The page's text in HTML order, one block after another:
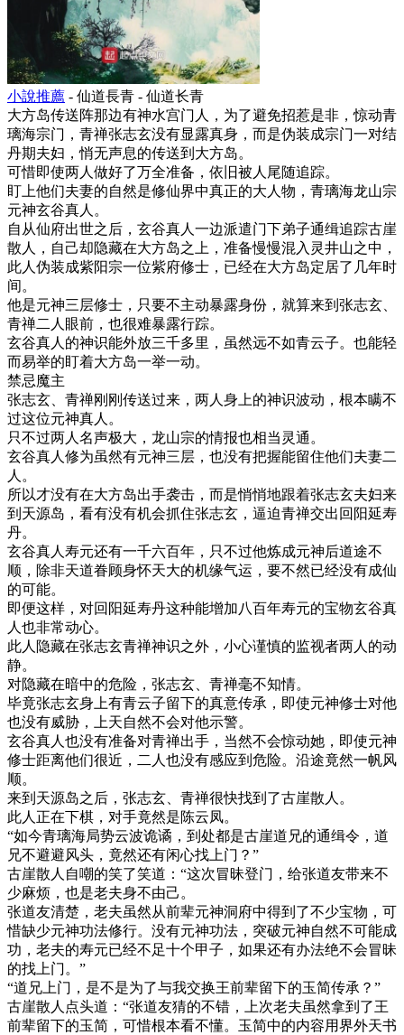
小說推薦 - 仙道長青 - 仙道长青
大方岛传送阵那边有神水宫门人，为了避免招惹是非，惊动青
璃海宗门，青禅张志玄没有显露真身，而是伪装成宗门一对结
丹期夫妇，悄无声息的传送到大方岛。
可惜即使两人做好了万全准备，依旧被人尾随追踪。
盯上他们夫妻的自然是修仙界中真正的大人物，青璃海龙山宗
元神玄谷真人。
自从仙府出世之后，玄谷真人一边派遣门下弟子通缉追踪古崖
散人，自己却隐藏在大方岛之上，准备慢慢混入灵井山之中，
此人伪装成紫阳宗一位紫府修士，已经在大方岛定居了几年时
间。
他是元神三层修士，只要不主动暴露身份，就算来到张志玄、
青禅二人眼前，也很难暴露行踪。
玄谷真人的神识能外放三千多里，虽然远不如青云子。也能轻
而易举的盯着大方岛一举一动。
禁忌魔主
张志玄、青禅刚刚传送过来，两人身上的神识波动，根本瞒不
过这位元神真人。
只不过两人名声极大，龙山宗的情报也相当灵通。
玄谷真人修为虽然有元神三层，也没有把握能留住他们夫妻二
人。
所以才没有在大方岛出手袭击，而是悄悄地跟着张志玄夫妇来
到天源岛，看有没有机会抓住张志玄，逼迫青禅交出回阳延寿
丹。
玄谷真人寿元还有一千六百年，只不过他炼成元神后道途不
顺，除非天道眷顾身怀天大的机缘气运，要不然已经没有成仙
的可能。
即便这样，对回阳延寿丹这种能增加八百年寿元的宝物玄谷真
人也非常动心。
此人隐藏在张志玄青禅神识之外，小心谨慎的监视者两人的动
静。
对隐藏在暗中的危险，张志玄、青禅毫不知情。
毕竟张志玄身上有青云子留下的真意传承，即使元神修士对他
也没有威胁，上天自然不会对他示警。
玄谷真人也没有准备对青禅出手，当然不会惊动她，即使元神
修士距离他们很近，二人也没有感应到危险。沿途竟然一帆风
顺。
来到天源岛之后，张志玄、青禅很快找到了古崖散人。
此人正在下棋，对手竟然是陈云凤。
“如今青璃海局势云波诡谲，到处都是古崖道兄的通缉令，道
兄不避避风头，竟然还有闲心找上门？”
古崖散人自嘲的笑了笑道：“这次冒昧登门，给张道友带来不
少麻烦，也是老夫身不由己。
张道友清楚，老夫虽然从前辈元神洞府中得到了不少宝物，可
惜缺少元神功法修行。没有元神功法，突破元神自然不可能成
功，老夫的寿元已经不足十个甲子，如果还有办法绝不会冒昧
的找上门。”
“道兄上门，是不是为了与我交换王前辈留下的玉简传承？”
古崖散人点头道：“张道友猜的不错，上次老夫虽然拿到了王
前辈留下的玉简，可惜根本看不懂。玉简中的内容用界外天书